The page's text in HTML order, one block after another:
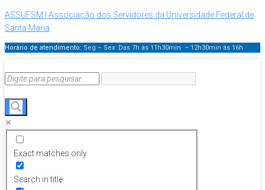
ASSUFSM | Associação dos Servidores da Universidade Federal de
Santa Maria
Horário de atendimento: Seg – Sex: Das 7h às 11h30min – 12h30min às 16h
Exact matches only
Search in title